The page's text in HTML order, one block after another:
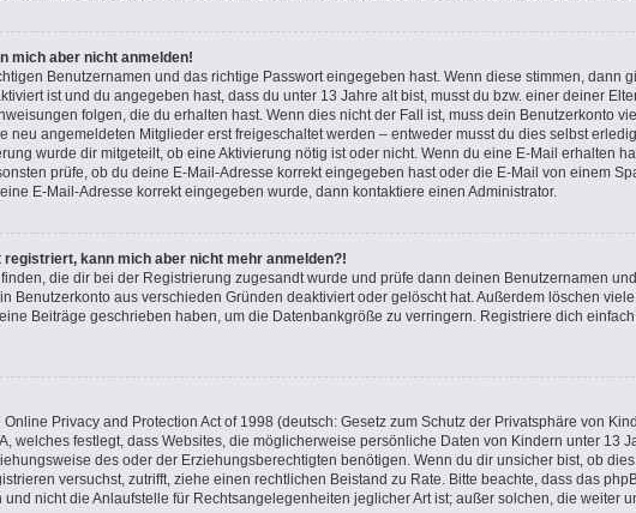
mich aber nicht anmelden!
Benutzernamen und das richtige Passwort eingegeben hast. Wenn diese stimmen, dann
ist und du angegeben hast, dass du unter 13 Jahre alt bist, musst du bzw. einer deiner
folgen, die du erhalten hast. Wenn dies nicht der Fall ist, muss dein Benutzerkonto
neu angemeldeten Mitglieder erst freigeschaltet werden – entweder musst du dies selbst
wurde dir mitgeteilt, ob eine Aktivierung nötig ist oder nicht. Wenn du eine E-Mail erhalten
prüfe, ob du deine E-Mail-Adresse korrekt eingegeben hast oder die E-Mail von einem
E-Mail-Adresse korrekt eingegeben wurde, dann kontaktiere einen Administrator.
registriert, kann mich aber nicht mehr anmelden?!
die dir bei der Registrierung zugesandt wurde und prüfe dann deinen Benutzernamen
Benutzerkonto aus verschieden Gründen deaktiviert oder gelöscht hat. Außerdem löschen
Beiträge geschrieben haben, um die Datenbankgröße zu verringern. Registriere dich
Privacy and Protection Act of 1998 (deutsch: Gesetz zum Schutz der Privatsphäre von
welches festlegt, dass Websites, die möglicherweise persönliche Daten von Kindern unter 13
des oder der Erziehungsberechtigten benötigen. Wenn du dir unsicher bist, ob
versuchst, zutrifft, ziehe einen rechtlichen Beistand zu Rate. Bitte beachte, dass das
nicht die Anlaufstelle für Rechtsangelegenheiten jeglicher Art ist; außer solchen, die weiter